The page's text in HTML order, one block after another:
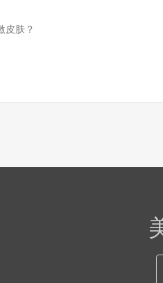
皮肤？